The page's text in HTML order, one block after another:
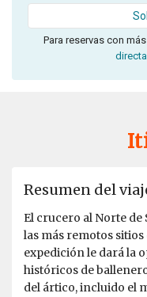
Para reservas con
Resumen del
El crucero al Norte
las más remotos
expedición le dará la
históricos de
del ártico, incluido el